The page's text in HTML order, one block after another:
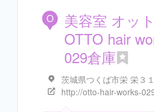
O
美容室 オット
OTTO hair
029倉庫
茨城県つくば市栄 栄３